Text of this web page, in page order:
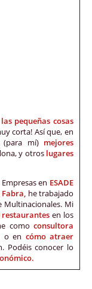
pequeñas cosas
corta! Así que, en
mí) mejores
y otros lugares
en ESADE
Fabra, he trabajado
Multinacionales. Mi
restaurantes en los
como consultora
o en cómo atraer
Podéis conocer lo